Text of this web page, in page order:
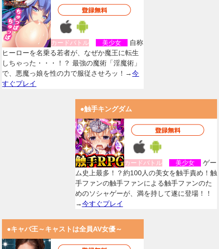
カードバトル 美少女
自称
ヒーローを名乗る若者が、なぜか魔王に転生
しちゃった・・・！？ 最強の魔術「淫魔術」
で、悪魔っ娘を性の力で服従させろッ！→今
すぐプレイ
●触手キングダム
カードバトル 美少女
ゲー
ム史上最多！？約100人の美女を触手責め！触
手ファンの触手ファンによる触手ファンのた
めのソシャゲーが、満を持して遂に登場！！
→今すぐプレイ
●キャバ王～キャストは全員AV女優～